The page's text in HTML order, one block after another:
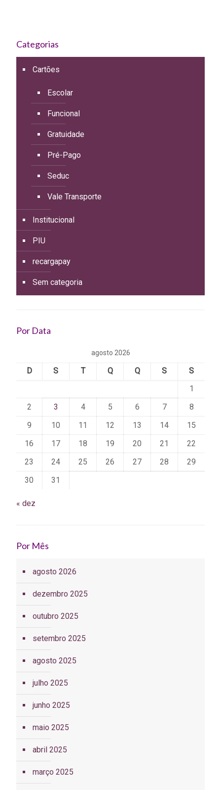
Categorias
Cartões
Escolar
Funcional
Gratuidade
Pré-Pago
Seduc
Vale Transporte
Institucional
PIU
recargapay
Sem categoria
Por Data
agosto 2026
D S T Q Q S
S
1
2
3 4 5 6 7
8
9
10 11 12 13 14
15
16
17 18 19 20 21
22
23
24 25 26 27 28
29
30
31
« dez
Por Mês
agosto 2026
dezembro 2025
outubro 2025
setembro 2025
agosto 2025
julho 2025
junho 2025
maio 2025
abril 2025
março 2025